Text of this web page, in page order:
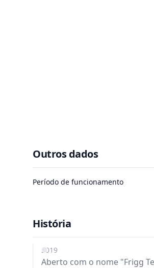
Outros dados
Período de funcionamento
História
2019
Aberto com o nome "Frigg